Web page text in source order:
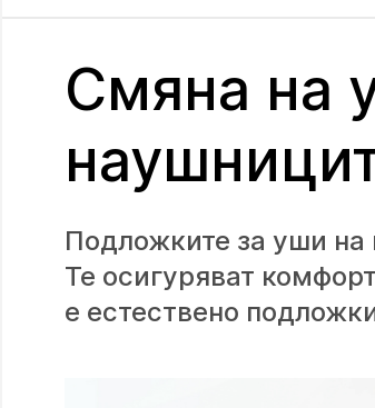
Смяна на
Подложките за уши на
Те осигуряват
е естествено